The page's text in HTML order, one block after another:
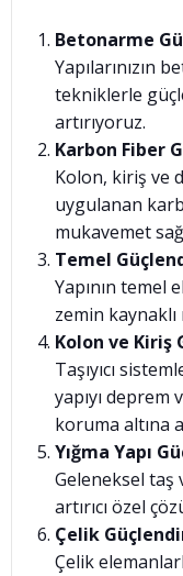
Betonarme
Yapılarınızın
tekniklerle
artırıyoruz.
Karbon Fiber
Kolon, kiriş ve
uygulanan
mukavemet
Temel
Yapının temel
zemin
Kolon ve Kiriş
Taşıyıcı
yapıyı deprem
koruma altına
Yığma Yapı
Geleneksel taş
artırıcı özel
Çelik
Çelik